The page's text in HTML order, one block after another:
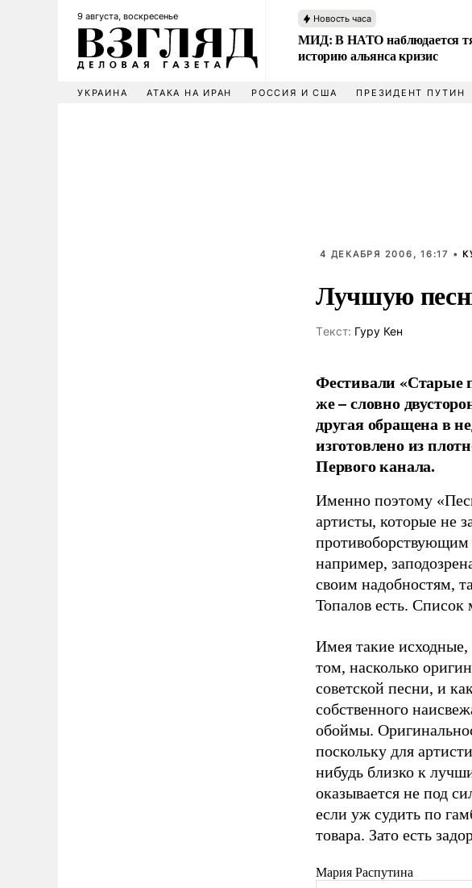
9 августа, воскресенье Новость часа
МИД: В НАТО наблюдается
историю альянса кризис
УКРАИНА АТАКА НА ИРАН РОССИЯ И США ПРЕЗИДЕНТ ПУТИН
4 ДЕКАБРЯ 2006, 16:17 •
Лучшую
Tекст: Гуру Кен
Фестивали «Старые
же – словно
другая обращена в
изготовлено из
Первого канала.
Именно поэтому
артисты, которые не
например,
своим надобностям,
Топалов есть.
Имея такие исходные,
том, насколько
советской песни, и
собственного
обоймы.
поскольку для
нибудь близко к
оказывается не под
если уж судить по
товара. Зато есть
Мария Распутина